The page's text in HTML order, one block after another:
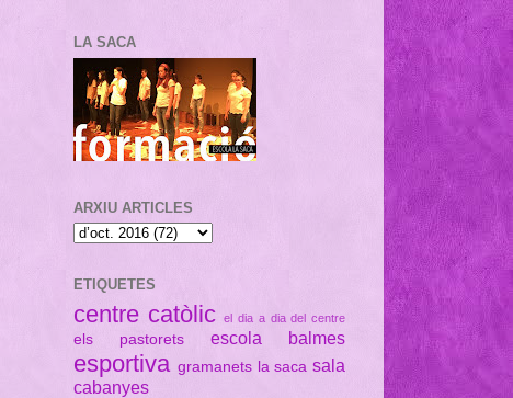
LA SACA
ARXIU ARTICLES
ETIQUETES
centre catòlic el dia a dia del centre
els pastorets escola balmes
esportiva gramanets la saca sala
cabanyes